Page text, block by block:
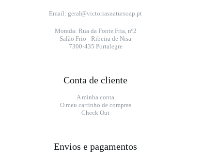
Email: geral@victoriasnatursoap.pt
Morada: Rua da Fonte Fria, nº2
Salão Frio - Ribeira de Nisa
7300-435 Portalegre
Conta de cliente
A minha conta
O meu carrinho de compras
Check Out
Envios e pagamentos